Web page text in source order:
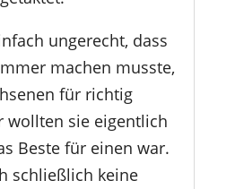
ungerecht, dass
machen musste,
für richtig
wollten sie eigentlich
Beste für einen war.
schließlich keine